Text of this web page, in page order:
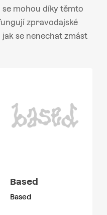
mohou díky těmto
zpravodajské
se nenechat zmást
Based
Based